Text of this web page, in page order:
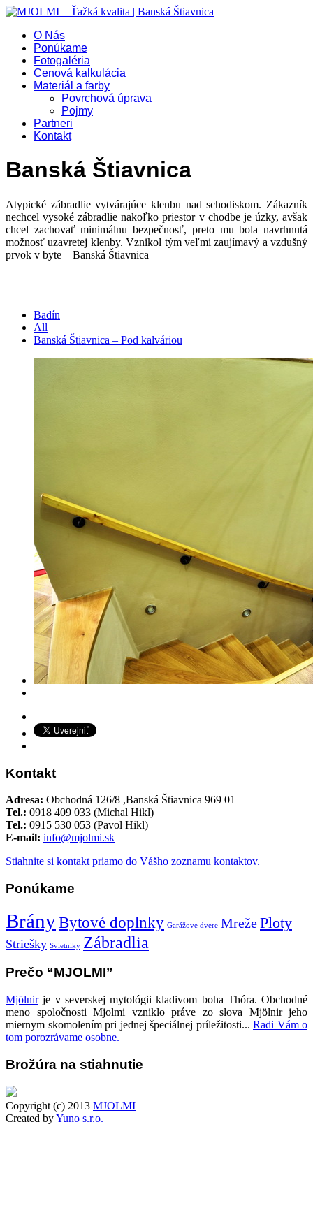
O Nás
Ponúkame
Fotogaléria
Cenová kalkulácia
Materiál a farby
Povrchová úprava
Pojmy
Partneri
Kontakt
Banská Štiavnica
Atypické zábradlie vytvárajúce klenbu nad schodiskom. Zákazník
nechcel vysoké zábradlie nakoľko priestor v chodbe je úzky, avšak
chcel zachovať minimálnu bezpečnosť, preto mu bola navrhnutá
možnosť uzavretej klenby. Vznikol tým veľmi zaujímavý a vzdušný
prvok v byte – Banská Štiavnica
Badín
All
Banská Štiavnica – Pod kalváriou
Kontakt
Adresa: Obchodná 126/8 ,Banská Štiavnica 969 01
Tel.: 0918 409 033 (Michal Hikl)
Tel.: 0915 530 053 (Pavol Hikl)
E-mail: info@mjolmi.sk
Stiahnite si kontakt priamo do Vášho zoznamu kontaktov.
Ponúkame
BrányBytové doplnky Garážove dvere MrežePloty
Striešky Svietniky Zábradlia
Prečo “MJOLMI”
Mjölnirje v severskej mytológii kladivom boha Thóra. Obchodné
meno spoločnosti Mjolmi vzniklo práve zo slova Mjölnir jeho
miernym skomolením pri jednej špeciálnej príležitosti... Radi Vám o
tom porozrávame osobne.
Brožúra na stiahnutie
Copyright (c) 2013 MJOLMI
Created byYuno s.r.o.